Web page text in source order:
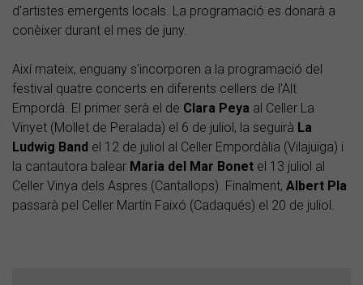
d'artistes emergents locals. La programació es donarà a
conèixer durant el mes de juny.
Així mateix, enguany s'incorporen a la programació del
festival quatre concerts en diferents cellers de l'Alt
Empordà. El primer serà el de Clara Peya al Celler La
Vinyet (Mollet de Peralada) el 6 de juliol, la seguirà La
Ludwig Band el 12 de juliol al Celler Empordàlia (Vilajuïga) i
la cantautora balear Maria del Mar Bonet el 13 juliol al
Celler Vinya dels Aspres (Cantallops). Finalment, Albert Pla
passarà pel Celler Martín Faixó (Cadaqués) el 20 de juliol.